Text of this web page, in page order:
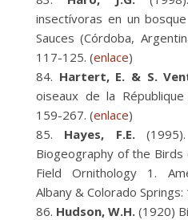
insectívoras en un
Sauces (Córdoba,
117-125. (enlace)
Hartert, E. & S.
oiseaux de la
159-267. (enlace)
Hayes, F.E.(1995).
Biogeography of the Birds
Field Ornithology 1.
Albany & Colorado Springs:
Hudson, W.H. (1920)